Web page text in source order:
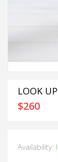
LOOK
$260
Availability: